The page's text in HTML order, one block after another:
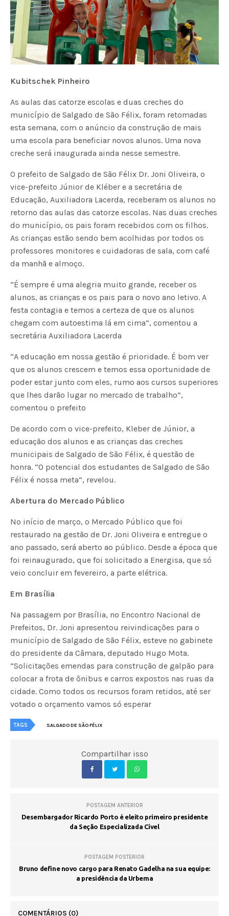
Kubitschek Pinheiro
As aulas das catorze escolas e duas creches do
município de Salgado de São Félix, foram retomadas
esta semana, com o anúncio da construção de mais
uma escola para beneficiar novos alunos. Uma nova
creche será inaugurada ainda nesse semestre.
O prefeito de Salgado de São Félix Dr. Joni Oliveira, o
vice-prefeito Júnior de Kléber e a secretária de
Educação, Auxiliadora Lacerda, receberam os alunos no
retorno das aulas das catorze escolas. Nas duas creches
do município, os pais foram recebidos com os filhos.
As crianças estão sendo bem acolhidas por todos os
professores monitores e cuidadoras de sala, com café
da manhã e almoço.
“É sempre é uma alegria muito grande, receber os
alunos, as crianças e os pais para o novo ano letivo. A
festa contagia e temos a certeza de que os alunos
chegam com autoestima lá em cima”, comentou a
secretária Auxiliadora Lacerda
“A educação em nossa gestão é prioridade. É bom ver
que os alunos crescem e temos essa oportunidade de
poder estar junto com eles, rumo aos cursos superiores
que lhes darão lugar no mercado de trabalho”,
comentou o prefeito
De acordo com o vice-prefeito, Kleber de Júnior, a
educação dos alunos e as crianças das creches
municipais de Salgado de São Félix, é questão de
honra. “O potencial dos estudantes de Salgado de São
Félix é nossa meta”, revelou.
Abertura do Mercado Público
No início de março, o Mercado Público que foi
restaurado na gestão de Dr. Joni Oliveira e entregue o
ano passado, será aberto ao público. Desde a época que
foi reinaugurado, que foi solicitado a Energisa, que só
veio concluir em fevereiro, a parte elétrica.
Em Brasília
Na passagem por Brasília, no Encontro Nacional de
Prefeitos, Dr. Joni apresentou reivindicações para o
município de Salgado de São Félix, esteve no gabinete
do presidente da Câmara, deputado Hugo Mota.
“Solicitações emendas para construção de galpão para
colocar a frota de ônibus e carros expostos nas ruas da
cidade. Como todos os recursos foram retidos, até ser
votado o orçamento vamos só esperar
TAGS SALGADO DE SÃO FÉLIX
Compartilhar isso
POSTAGEM ANTERIOR
Desembargador Ricardo Porto é eleito primeiro presidente
da Seção Especializada Cível
POSTAGEM POSTERIOR
Bruno define novo cargo para Renato Gadelha na sua equipe:
a presidência da Urbema
COMENTÁRIOS (0)